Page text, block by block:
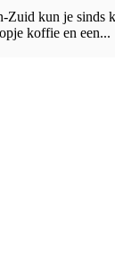
Zuid kun je sinds
koffie en een...